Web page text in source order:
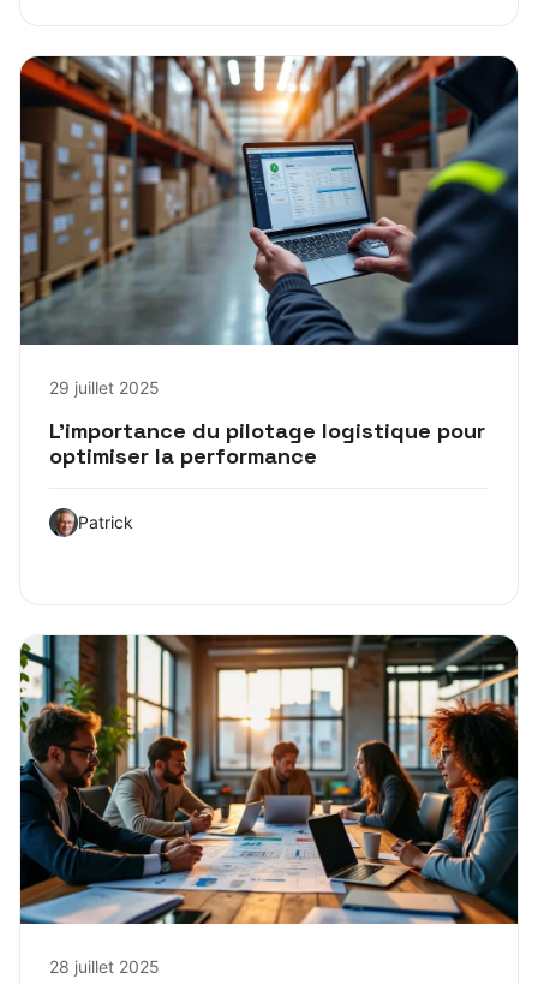
29 juillet 2025
L’importance du pilotage logistique pour
optimiser la performance
Patrick
28 juillet 2025